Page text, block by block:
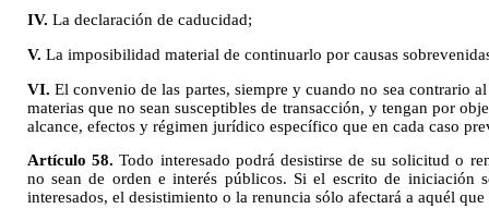
IV. La declaración de caducidad;
V. La imposibilidad material de continuarlo por causas
VI. El convenio de las partes, siempre y cuando no sea contrario
materias que no sean susceptibles de transacción, y tengan por
alcance, efectos y régimen jurídico específico que en cada caso
Artículo 58.Todo interesado podrá desistirse de su solicitud o
no sean de orden e interés públicos. Si el escrito de iniciación
interesados, el desistimiento o la renuncia sólo afectará a aquél